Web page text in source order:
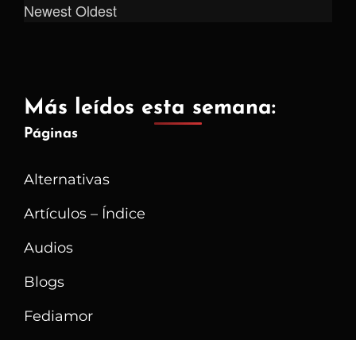
NewestOldest
Más leídos esta semana:
Páginas
Alternativas
Artículos – Índice
Audios
Blogs
Fediamor